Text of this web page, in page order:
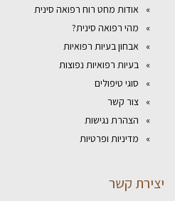
אודות מחט רוח רפואה סינית
מהי רפואה סינית?
אבחון בעיות רפואיות
בעיות רפואיות נפוצות
סוגי טיפולים
צור קשר
הצהרת נגישות
מדיניות ופרטיות
יצירת קשר